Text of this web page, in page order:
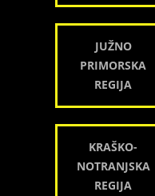
JUŽNO
PRIMORSKA
REGIJA
KRAŠKO-
NOTRANJSKA
REGIJA